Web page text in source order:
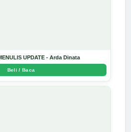
UPDATE - Arda Dinata
Beli / Baca